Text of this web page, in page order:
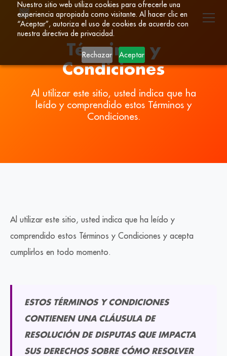
Nuestro sitio web utiliza cookies para ofrecerle una
experiencia apropiada como visitante. Al hacer clic en
“Aceptar”, autoriza el uso de cookies de acuerdo con
nuestra directiva de privacidad.
Rechazar Aceptar
Términos y
Condiciones
Al utilizar este sitio, usted indica que ha
leído y comprendido estos Términos y
Condiciones.
Al utilizar este sitio, usted indica que ha leído y
comprendido estos Términos y Condiciones y acepta
cumplirlos en todo momento.
ESTOS TÉRMINOS Y CONDICIONES
CONTIENEN UNA CLÁUSULA DE
RESOLUCIÓN DE DISPUTAS QUE IMPACTA
SUS DERECHOS SOBRE CÓMO RESOLVER